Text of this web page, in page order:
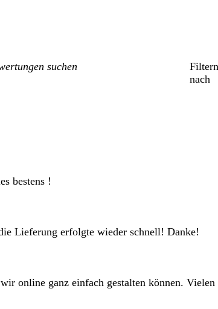
Filtern
nach
bestens !
Lieferung erfolgte wieder schnell! Danke!
online ganz einfach gestalten können.